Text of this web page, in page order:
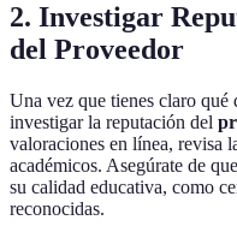
2. Investigar
del Proveedor
Una vez que tienes claro qué
investigar la reputación del
valoraciones en línea, revisa
académicos. Asegúrate de
su calidad educativa, como
reconocidas.